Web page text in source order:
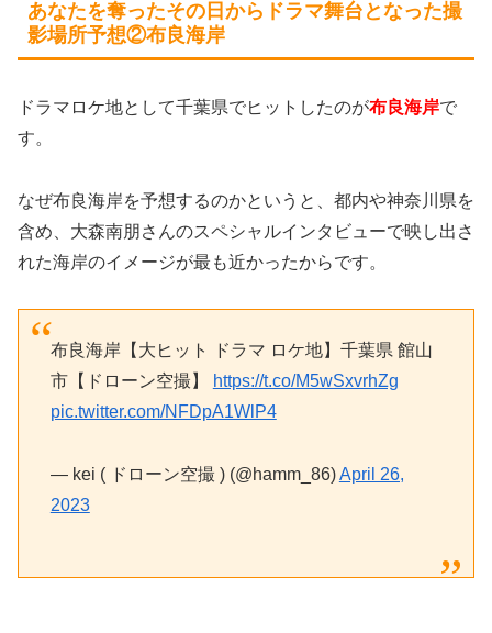
あなたを奪ったその日からドラマ舞台となった撮
影場所予想②布良海岸
ドラマロケ地として千葉県でヒットしたのが布良海岸で
す。
なぜ布良海岸を予想するのかというと、都内や神奈川県を
含め、大森南朋さんのスペシャルインタビューで映し出さ
れた海岸のイメージが最も近かったからです。
布良海岸【大ヒット ドラマ ロケ地】千葉県 館山
市【ドローン空撮】
https://t.co/M5wSxvrhZg
pic.twitter.com/NFDpA1WlP4
— kei ( ドローン空撮 ) (@hamm_86)April 26,
2023